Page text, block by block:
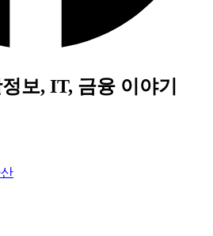
보, IT, 금융 이야기